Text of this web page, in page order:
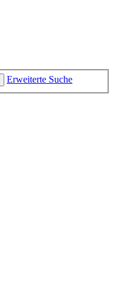
Erweiterte Suche